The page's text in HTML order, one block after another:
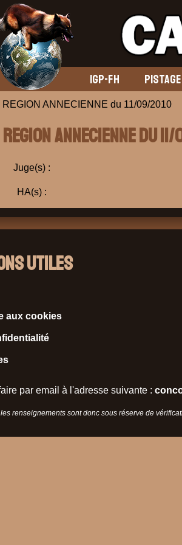
IGP-FH PISTAGE
ANNECIENNE du 11/09/2010
ANNECIENNE du
Juge(s) :
HA(s) :
Utiles
aux cookies
par email à l'adresse suivante :
renseignements sont donc sous réserve de